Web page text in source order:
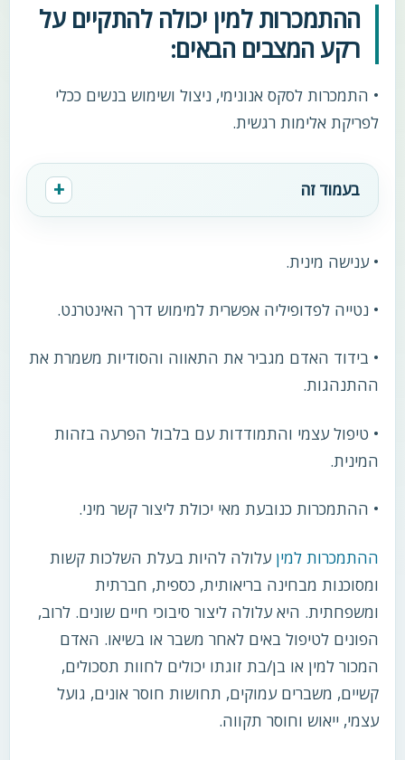
ההתמכרות למין יכולה להתקיים על
רקע המצבים הבאים:
• התמכרות לסקס אנונימי, ניצול ושימוש בנשים ככלי
לפריקת אלימות רגשית.
בעמוד זה
• ענישה מינית.
• נטייה לפדופיליה אפשרית למימוש דרך האינטרנט.
• בידוד האדם מגביר את התאווה והסודיות משמרת את
ההתנהגות.
• טיפול עצמי והתמודדות עם בלבול הפרעה בזהות
המינית.
• ההתמכרות כנובעת מאי יכולת ליצור קשר מיני.
ההתמכרות למין עלולה להיות בעלת השלכות קשות
ומסוכנות מבחינה בריאותית, כספית, חברתית
ומשפחתית. היא עלולה ליצור סיבוכי חיים שונים. לרוב,
הפונים לטיפול באים לאחר משבר או בשיאו. האדם
המכור למין או בן/בת זוגתו יכולים לחוות תסכולים,
קשיים, משברים עמוקים, תחושות חוסר אונים, גועל
עצמי, ייאוש וחוסר תקווה.